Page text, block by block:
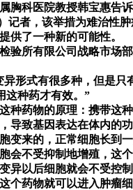
属胸科医院教授韩宝惠告
记者，该举措为难治性
供了一种新的可能性。
检验所有限公司战略市场
形式有很多种，但是只
这种药才有效。”
种药物的原理：携带这
导致基因表达在体内的
变来的，正常细胞长到
会不受抑制地增殖，这
异以后细胞就会不受控
个药物就可以进入肿瘤